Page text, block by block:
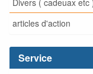
Divers ( cadeuax etc
articles d'action
Service